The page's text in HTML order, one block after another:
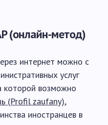
(онлайн-метод)
интернет можно с
услуг
которой возможно
(Profil zaufany),
иностранцев в